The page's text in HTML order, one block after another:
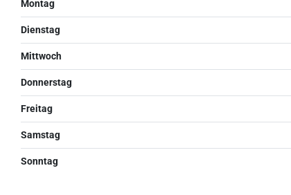
Montag
Dienstag
Mittwoch
Donnerstag
Freitag
Samstag
Sonntag